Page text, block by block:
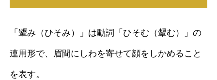
「顰み（ひそみ）」は動詞「ひそむ（顰む）」の
連用形で、眉間にしわを寄せて顔をしかめること
を表す。